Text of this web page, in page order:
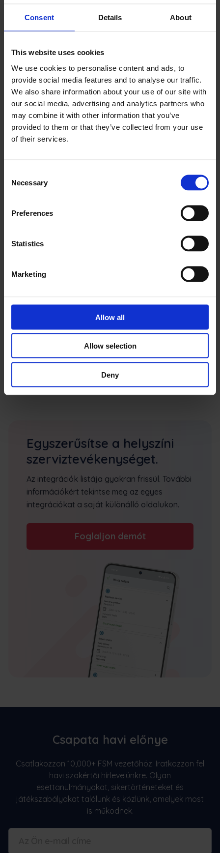
Consent Details About
This website uses cookies
We use cookies to personalise content and ads, to
provide social media features and to analyse our traffic.
We also share information about your use of our site with
our social media, advertising and analytics partners who
may combine it with other information that you’ve
provided to them or that they’ve collected from your use
of their services.
Selection
Necessary
Preferences
Statistics
Marketing
Allow all
Allow selection
Deny
A munkaköri leírás, a munkaköri adatok, a feladatleírás
és a kapcsolattartási adatok valós időben frissülnek,
és nincs stressz a fájlok tárolása és megtalálása miatt.
Minden részlet és adat biztonságosan tárolva van, és
segíthet Önnek, mint vállalkozónak a termelékenység
elemzésében, a munkák céldátumának betartásában,
valamint abban, hogy eltávolodjon a nehézkes Google
sheets, MS Word Pages és Google docs gyakorlatoktól.
Arūnas Eitutis
Founder & CEO
Arūnas is spearheading the Frontu efforts as the
company’s CEO but still finds the time to share some
of his knowledge, expertise and experience in the
Egyszerűsítse a helyszíni
szerviztevékenységet.
Az integrációk listája gyakran frissül. További
információkért tekintse meg az egyes
integrációkat a saját különálló oldalukon.
Foglaljon demót
Csapata havi előnye
Csatlakozzon 10,000+ FSM vezetőhöz. Iratkozzon fel
havi szakértői hírlevelünkre. Olyan
esettanulmányokat, sikertörténeteket és
játékszabályokat találunk és közlünk, amelyek most
is működnek.